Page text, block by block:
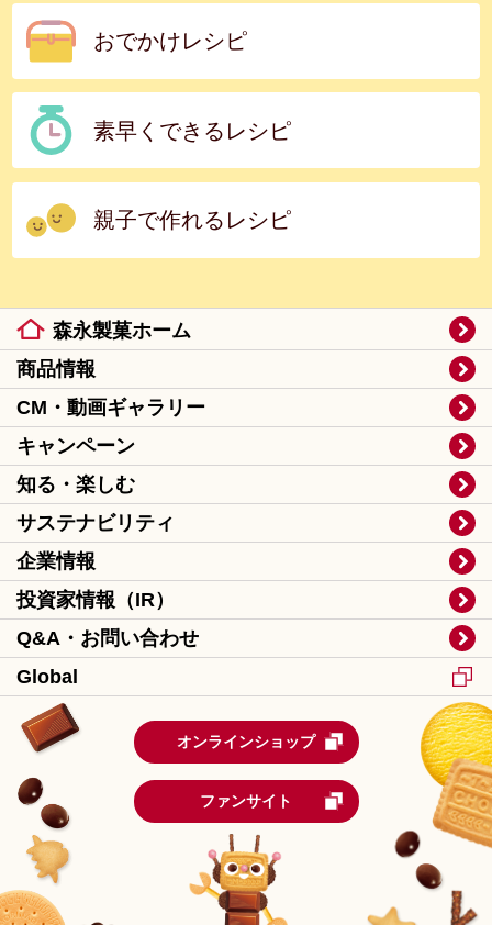
おでかけレシピ
素早くできるレシピ
親子で作れるレシピ
森永製菓ホーム
商品情報
CM・動画ギャラリー
キャンペーン
知る・楽しむ
サステナビリティ
企業情報
投資家情報（IR）
Q&A・お問い合わせ
Global
オンラインショップ
ファンサイト